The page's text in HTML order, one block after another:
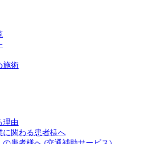
施術
理由
に関わる患者様へ